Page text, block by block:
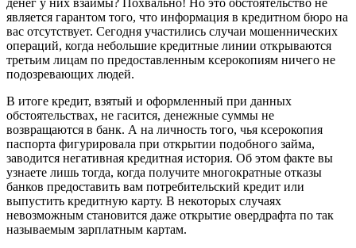
является гарантом того, что информация в кредитном бюро на
вас отсутствует. Сегодня участились случаи мошеннических
операций, когда небольшие кредитные линии открываются
третьим лицам по предоставленным ксерокопиям ничего не
подозревающих людей.
В итоге кредит, взятый и оформленный при данных
обстоятельствах, не гасится, денежные суммы не
возвращаются в банк. А на личность того, чья ксерокопия
паспорта фигурировала при открытии подобного займа,
заводится негативная кредитная история. Об этом факте вы
узнаете лишь тогда, когда получите многократные отказы
банков предоставить вам потребительский кредит или
выпустить кредитную карту. В некоторых случаях
невозможным становится даже открытие овердрафта по так
называемым зарплатным картам.